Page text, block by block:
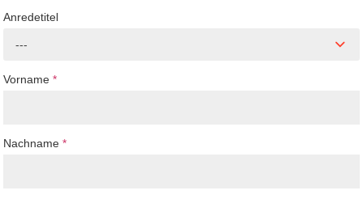
Anredetitel
---
Vorname*
Nachname*